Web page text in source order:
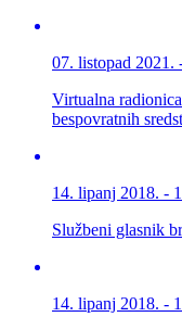
07. listopad 2021.
Virtualna
bespovratnih
14. lipanj 2018. -
Službeni glasnik
14. lipanj 2018. -